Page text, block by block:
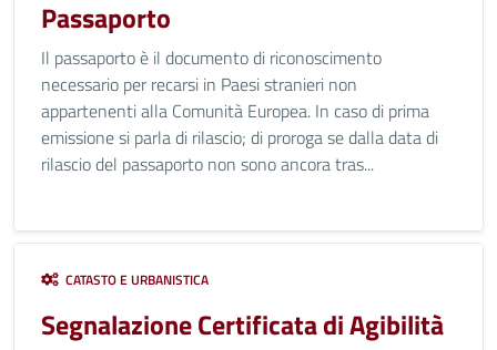
Passaporto
Il passaporto è il documento di riconoscimento
necessario per recarsi in Paesi stranieri non
appartenenti alla Comunità Europea. In caso di prima
emissione si parla di rilascio; di proroga se dalla data di
rilascio del passaporto non sono ancora tras...
CATASTO E URBANISTICA
Segnalazione Certificata di Agibilità